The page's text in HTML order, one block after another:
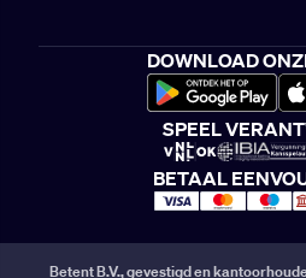
DOWNLOAD
SPEEL
BETAAL
Betent B.V., gevestigd en